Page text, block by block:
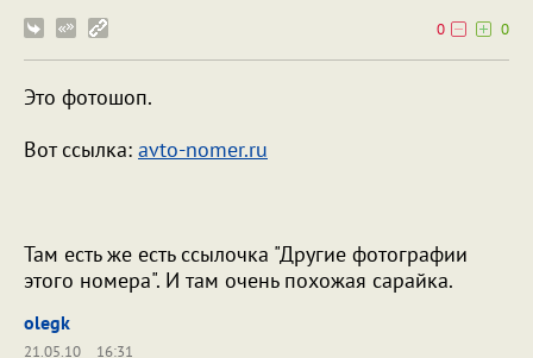
0
0
Это фотошоп.
Вот ссылка: avto-nomer.ru
Там есть же есть ссылочка "Другие фотографии
этого номера". И там очень похожая сарайка.
olegk
21.05.10
16:31